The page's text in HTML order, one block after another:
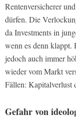
Rentenversicherer
dürfen. Die
da Investments in
wenn es denn klappt.
jedoch auch immer
wieder vom Markt
Fällen: Kapitalverlust
Gefahr von